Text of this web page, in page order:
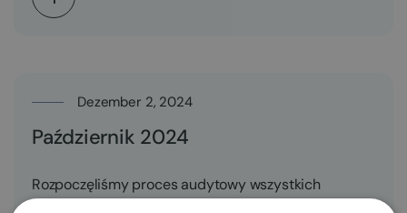
Dezember 2, 2024
Październik 2024
Rozpoczęliśmy proces audytowy wszystkich